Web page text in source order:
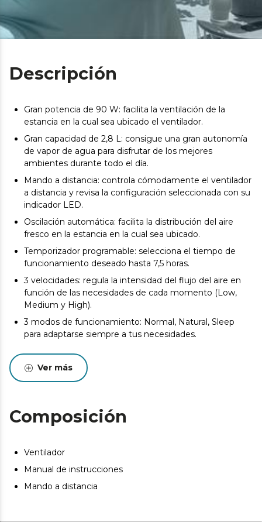
Descripción
Gran potencia de 90 W: facilita la ventilación de la
estancia en la cual sea ubicado el ventilador.
Gran capacidad de 2,8 L: consigue una gran autonomía
de vapor de agua para disfrutar de los mejores
ambientes durante todo el día.
Mando a distancia: controla cómodamente el ventilador
a distancia y revisa la configuración seleccionada con su
indicador LED.
Oscilación automática: facilita la distribución del aire
fresco en la estancia en la cual sea ubicado.
Temporizador programable: selecciona el tiempo de
funcionamiento deseado hasta 7,5 horas.
3 velocidades: regula la intensidad del flujo del aire en
función de las necesidades de cada momento (Low,
Medium y High).
3 modos de funcionamiento: Normal, Natural, Sleep
para adaptarse siempre a tus necesidades.
16 pulgadas: amplio diámetro de 40 cm que permite
una buena salida del flujo de aire que junto con sus 5
aspas colaboran durante el proceso de ventilación y
Ver más
Composición
Ventilador
Manual de instrucciones
Mando a distancia